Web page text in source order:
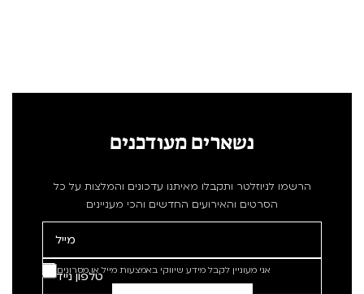
נשארים מעודכנים
הרשמו לניוזלטר ותקבלו מאיתנו עדכונים והמלצות על כל
הסרטים והאירועים החדשים והכי מעניינים
אני מעוניין לקבל מידע שיווקי באמצעות מייל או מסרונים